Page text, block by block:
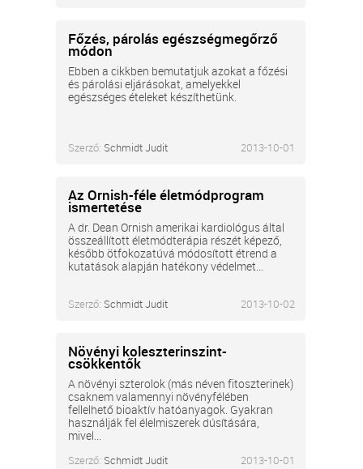
Főzés, párolás egészségmegőrző
módon
Ebben a cikkben bemutatjuk azokat a főzési
és párolási eljárásokat, amelyekkel
egészséges ételeket készíthetünk.
Szerző: Schmidt Judit 2013-10-01
Az Ornish-féle életmódprogram
ismertetése
A dr. Dean Ornish amerikai kardiológus által
összeállított életmódterápia részét képező,
később ötfokozatúvá módosított étrend a
kutatások alapján hatékony védelmet...
Szerző: Schmidt Judit 2013-10-02
Növényi koleszterinszint-
csökkentők
A növényi szterolok (más néven fitoszterinek)
csaknem valamennyi növényfélében
fellelhető bioaktív hatóanyagok. Gyakran
használják fel élelmiszerek dúsítására,
mivel...
Szerző: Schmidt Judit 2013-10-01